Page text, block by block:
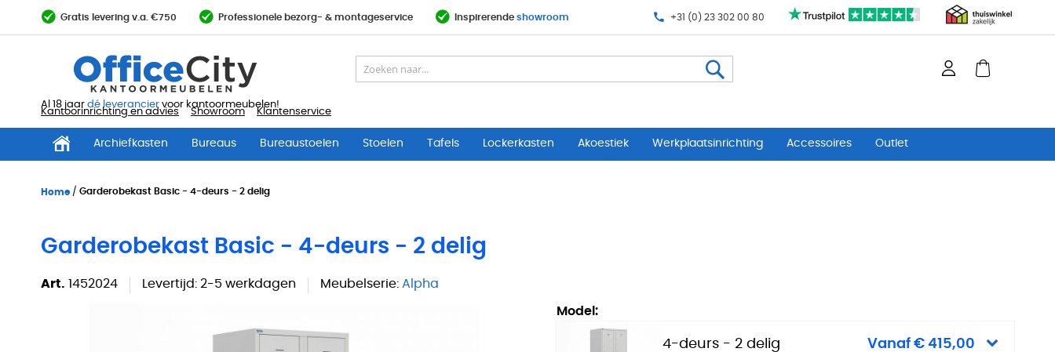
Gratis levering v.a. €750 Professionele bezorg- & montageservice Inspirerende showroom +31 (0) 23 302 00 80
Al 18 jaar dé leverancier voor kantoormeubelen!
Kantoorinrichting en advies Showroom Klantenservice
Archiefkasten Bureaus Bureaustoelen Stoelen Tafels Lockerkasten Akoestiek Werkplaatsinrichting Accessoires Outlet
Home Garderobekast Basic - 4-deurs - 2 delig
Garderobekast Basic - 4-deurs - 2 delig
Art. 1452024 Levertijd: 2-5 werkdagen Meubelserie: Alpha
Model:
4-deurs - 2 delig Vanaf € 415,00